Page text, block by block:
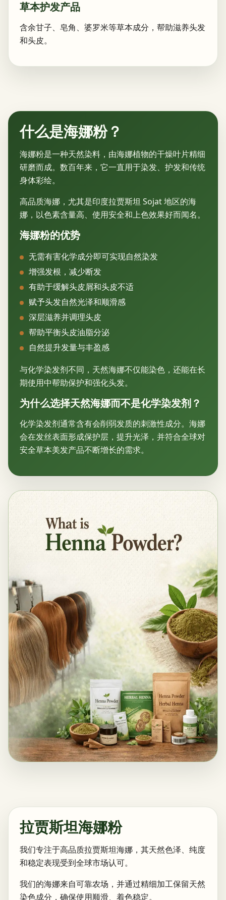
草本护发产品
含余甘子、皂角、婆罗米等草本成分，帮助滋养头发
和头皮。
什么是海娜粉？
海娜粉是一种天然染料，由海娜植物的干燥叶片精细
研磨而成。数百年来，它一直用于染发、护发和传统
身体彩绘。
高品质海娜，尤其是印度拉贾斯坦 Sojat 地区的海
娜，以色素含量高、使用安全和上色效果好而闻名。
海娜粉的优势
无需有害化学成分即可实现自然染发
增强发根，减少断发
有助于缓解头皮屑和头皮不适
赋予头发自然光泽和顺滑感
深层滋养并调理头皮
帮助平衡头皮油脂分泌
自然提升发量与丰盈感
与化学染发剂不同，天然海娜不仅能染色，还能在长
期使用中帮助保护和强化头发。
为什么选择天然海娜而不是化学染发剂？
化学染发剂通常含有会削弱发质的刺激性成分。海娜
会在发丝表面形成保护层，提升光泽，并符合全球对
安全草本美发产品不断增长的需求。
拉贾斯坦海娜粉
我们专注于高品质拉贾斯坦海娜，其天然色泽、纯度
和稳定表现受到全球市场认可。
我们的海娜来自可靠农场，并通过精细加工保留天然
染色成分，确保使用顺滑、着色稳定。